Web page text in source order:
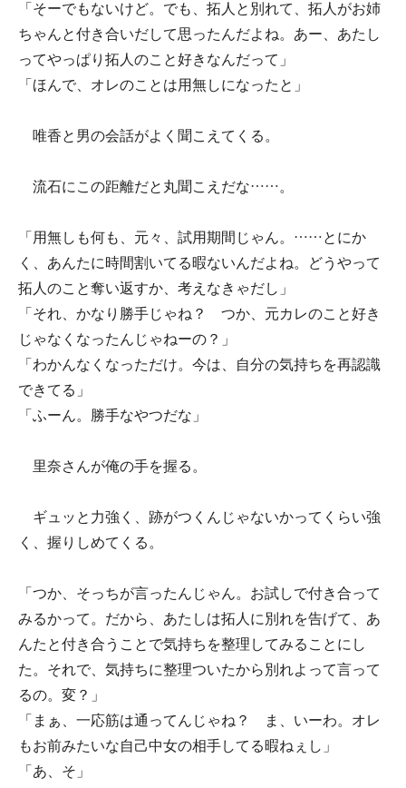
「そーでもないけど。でも、拓人と別れて、拓人がお姉
ちゃんと付き合いだして思ったんだよね。あー、あたし
ってやっぱり拓人のこと好きなんだって」
「ほんで、オレのことは用無しになったと」
唯香と男の会話がよく聞こえてくる。
流石にこの距離だと丸聞こえだな……。
「用無しも何も、元々、試用期間じゃん。……とにか
く、あんたに時間割いてる暇ないんだよね。どうやって
拓人のこと奪い返すか、考えなきゃだし」
「それ、かなり勝手じゃね？ つか、元カレのこと好き
じゃなくなったんじゃねーの？」
「わかんなくなっただけ。今は、自分の気持ちを再認識
できてる」
「ふーん。勝手なやつだな」
里奈さんが俺の手を握る。
ギュッと力強く、跡がつくんじゃないかってくらい強
く、握りしめてくる。
「つか、そっちが言ったんじゃん。お試しで付き合って
みるかって。だから、あたしは拓人に別れを告げて、あ
んたと付き合うことで気持ちを整理してみることにし
た。それで、気持ちに整理ついたから別れよって言って
るの。変？」
「まぁ、一応筋は通ってんじゃね？ ま、いーわ。オレ
もお前みたいな自己中女の相手してる暇ねぇし」
「あ、そ」